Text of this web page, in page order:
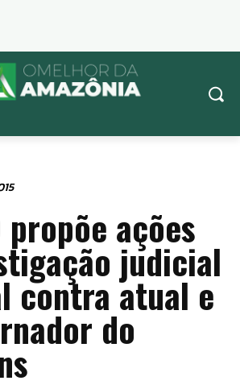
propõe ações
judicial
contra atual e
do